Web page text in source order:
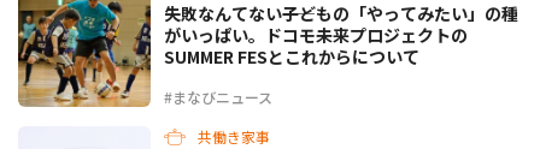
#まなびニュース
失敗なんてない――子どもの「やってみたい」の種
がいっぱい。ドコモ未来プロジェクトの
SUMMER FESとこれからについて
共働き家事